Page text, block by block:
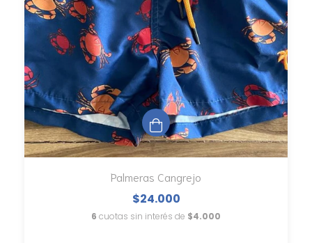
Palmeras Cangrejo
$24.000
6 cuotas sin interés de $4.000